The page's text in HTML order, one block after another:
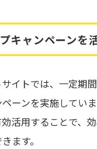
キャンペーンを
イトでは、一定期
ーンを実施してい
活用することで、
ます。